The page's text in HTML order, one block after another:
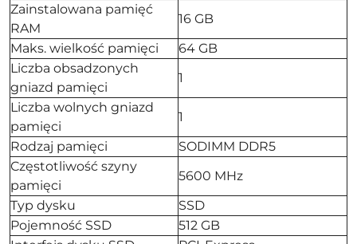
Zainstalowana pamięć
RAM
16 GB
Maks. wielkość pamięci
64 GB
Liczba obsadzonych
gniazd pamięci
1
Liczba wolnych gniazd
pamięci
1
Rodzaj pamięci
SODIMM DDR5
Częstotliwość szyny
pamięci
5600 MHz
Typ dysku
SSD
Pojemność SSD
512 GB